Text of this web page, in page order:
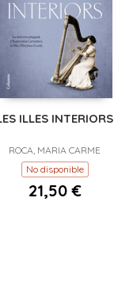
ILLES INTERIORS
ROCA, MARIA CARME
No disponible
21,50 €